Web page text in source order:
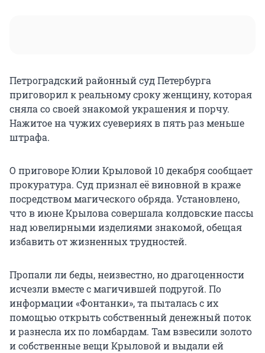
Петроградский районный суд Петербурга
приговорил к реальному сроку женщину, которая
сняла со своей знакомой украшения и порчу.
Нажитое на чужих суевериях в пять раз меньше
штрафа.
О приговоре Юлии Крыловой 10 декабря сообщает
прокуратура. Суд признал её виновной в краже
посредством магического обряда. Установлено,
что в июне Крылова совершала колдовские пассы
над ювелирными изделиями знакомой, обещая
избавить от жизненных трудностей.
Пропали ли беды, неизвестно, но драгоценности
исчезли вместе с магичившей подругой. По
информации «Фонтанки», та пыталась с их
помощью открыть собственный денежный поток
и разнесла их по ломбардам. Там взвесили золото
и собственные вещи Крыловой и выдали ей